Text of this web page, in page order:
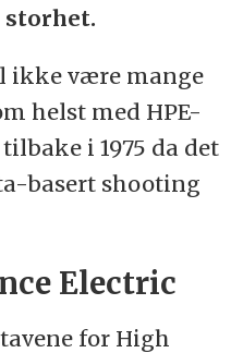
storhet.
ikke være mange
helst med HPE-
i 1975 da det
basert shooting
Electric
for High